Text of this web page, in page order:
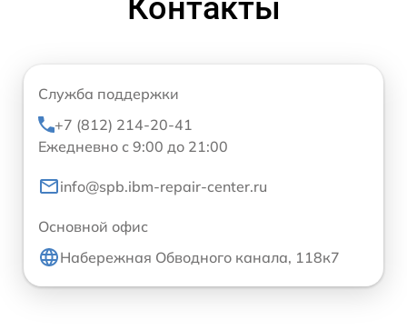
Контакты
Служба поддержки
+7 (812) 214-20-41
Ежедневно с 9:00 до 21:00
info@spb.ibm-repair-center.ru
Основной офис
Набережная Обводного канала, 118к7